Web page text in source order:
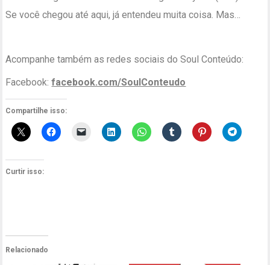
Se você chegou até aqui, já entendeu muita coisa. Mas…
Acompanhe também as redes sociais do Soul Conteúdo:
Facebook:facebook.com/SoulConteudo
Compartilhe isso:
Curtir isso:
Relacionado